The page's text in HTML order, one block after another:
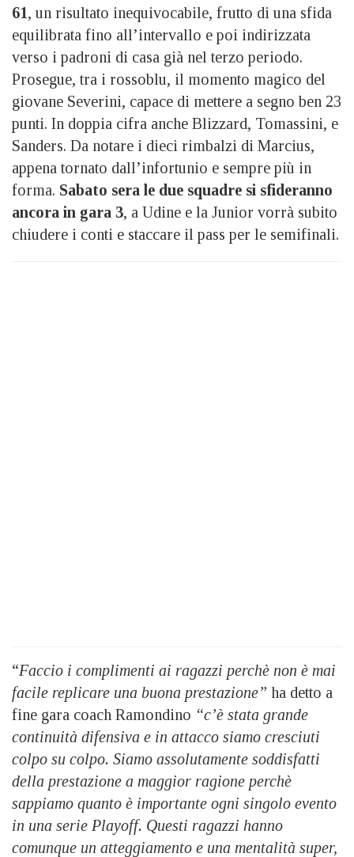
61, un risultato inequivocabile, frutto di una sfida
equilibrata fino all’intervallo e poi indirizzata
verso i padroni di casa già nel terzo periodo.
Prosegue, tra i rossoblu, il momento magico del
giovane Severini, capace di mettere a segno ben 23
punti. In doppia cifra anche Blizzard, Tomassini, e
Sanders. Da notare i dieci rimbalzi di Marcius,
appena tornato dall’infortunio e sempre più in
forma. Sabato sera le due squadre si sfideranno
ancora in gara 3, a Udine e la Junior vorrà subito
chiudere i conti e staccare il pass per le semifinali.
“Faccio i complimenti ai ragazzi perchè non è mai
facile replicare una buona prestazione” ha detto a
fine gara coach Ramondino “c’è stata grande
continuità difensiva e in attacco siamo cresciuti
colpo su colpo. Siamo assolutamente soddisfatti
della prestazione a maggior ragione perchè
sappiamo quanto è importante ogni singolo evento
in una serie Playoff. Questi ragazzi hanno
comunque un atteggiamento e una mentalità super,